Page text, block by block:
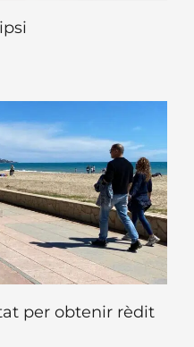
per obtenir rèdit